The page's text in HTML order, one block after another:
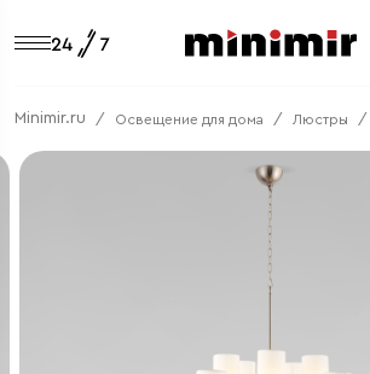
Minimir.ru Освещение для дома Люстры